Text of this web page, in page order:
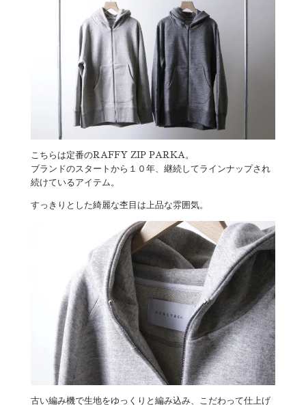
こちらは定番のRAFFY ZIP PARKA。
ブランドのスタートから１０年、継続してラインナップされ
続けているアイテム。
すっきりとした綺麗な杢目は上品な雰囲気。
古い編み機で生地をゆっくりと編み込み、こだわって仕上げ